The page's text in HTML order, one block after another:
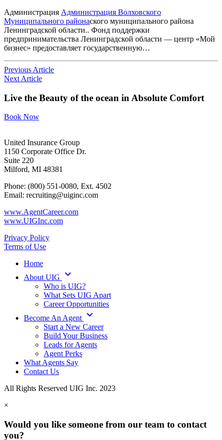
Администрация Администрация Волховского
Муниципального районаского муниципального района
Ленинградской области.. Фонд поддержки
предпринимательства Ленинградской области — центр «Мой
бизнес» предоставляет государственную…
Previous Article
Next Article
Live the Beauty of the ocean in Absolute Comfort
Book Now
United Insurance Group
1150 Corporate Office Dr.
Suite 220
Milford, MI 48381
Phone: (800) 551-0080, Ext. 4502
Email: recruiting@uiginc.com
www.AgentCareer.com
www.UIGInc.com
Privacy Policy
Terms of Use
Home
About UIG
keyboard_arrow_down
Who is UIG?
What Sets UIG Apart
Career Opportunities
Become An Agent keyboard_arrow_down
Start a New Career
Build Your Business
Leads for Agents
Agent Perks
What Agents Say
Contact Us
All Rights Reserved UIG Inc. 2023
×
Would you like someone from our team to contact
you?